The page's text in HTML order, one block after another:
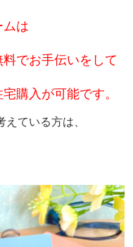
ムは
でお手伝いをして
購入が可能です。
ている方は、